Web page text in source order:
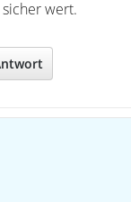
wert.